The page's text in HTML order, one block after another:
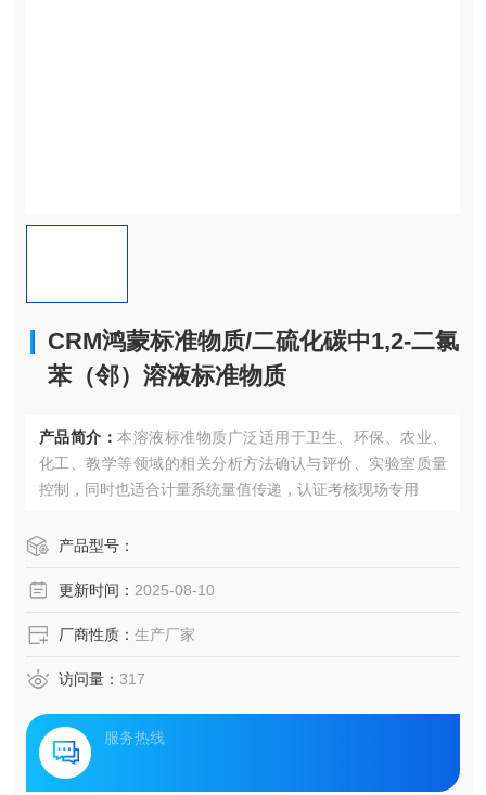
CRM鸿蒙标准物质/二硫化碳中1,2-二氯
苯（邻）溶液标准物质
产品简介： 本溶液标准物质广泛适用于卫生、环保、农业、
化工、教学等领域的相关分析方法确认与评价、实验室质量
控制，同时也适合计量系统量值传递，认证考核现场专用
产品型号：
更新时间： 2025-08-10
厂商性质： 生产厂家
访问量： 317
服务热线